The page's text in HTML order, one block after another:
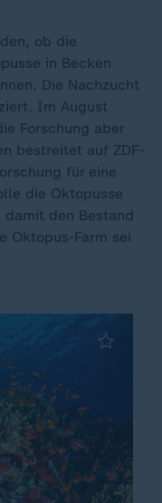
ob die
in Becken
Die Nachzucht
Im August
Forschung aber
bestreitet auf ZDF-
für eine
die Oktopusse
den Bestand
Oktopus-Farm sei